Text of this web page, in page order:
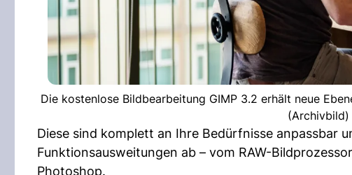
Die kostenlose Bildbearbeitung GIMP 3.2 erhält neue
Diese sind komplett an Ihre Bedürfnisse anpassbar
Funktionsausweitungen ab – vom RAW-
Photoshop.